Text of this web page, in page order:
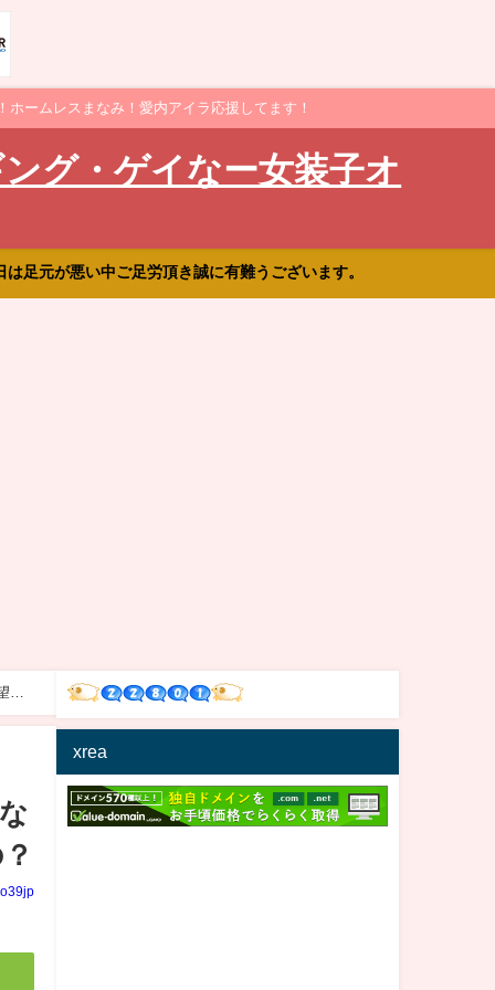
ームレスまなみ！愛内アイラ応援してます！
グ・ゲイなー女装子オ
足元が悪い中ご足労頂き誠に有難うございます。
み
xrea